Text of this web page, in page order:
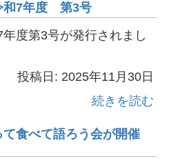
7年度 第3号
度第3号が発行されまし
投稿日: 2025年11月30日
続きを読む
食べて語ろう会が開催